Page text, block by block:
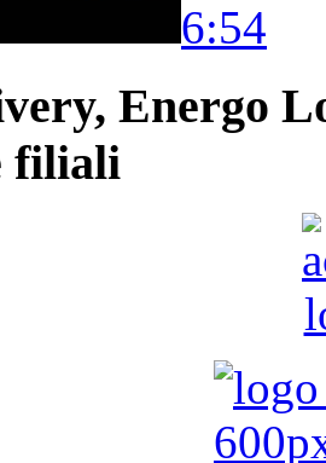
6:54
Energo
filiali